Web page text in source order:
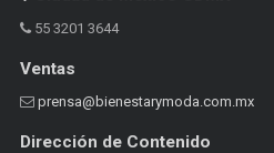
55 3201 3644
Ventas
prensa@bienestarymoda.com.mx
Dirección de Contenido